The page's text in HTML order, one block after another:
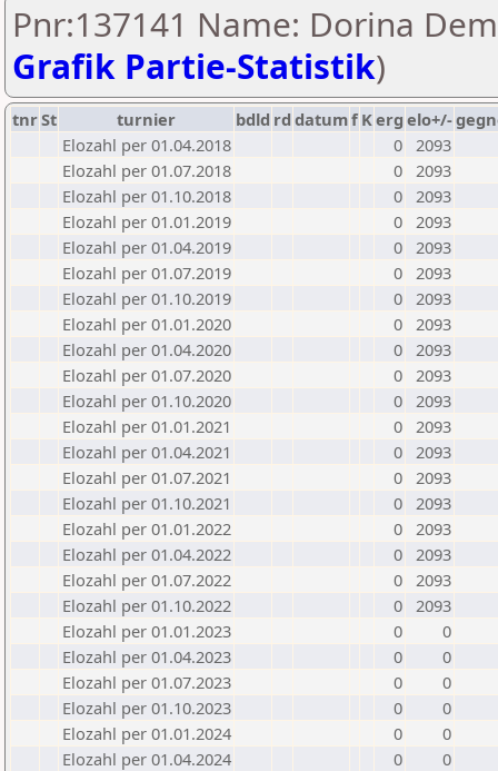
Pnr:137141 Name: Dorina
Grafik Partie-Statistik)
tnrSt turnier bdld rd datumf Kerg elo+/-
Elozahl per 01.04.2018
0 2093
Elozahl per 01.07.2018
0 2093
Elozahl per 01.10.2018
0 2093
Elozahl per 01.01.2019
0 2093
Elozahl per 01.04.2019
0 2093
Elozahl per 01.07.2019
0 2093
Elozahl per 01.10.2019
0 2093
Elozahl per 01.01.2020
0 2093
Elozahl per 01.04.2020
0 2093
Elozahl per 01.07.2020
0 2093
Elozahl per 01.10.2020
0 2093
Elozahl per 01.01.2021
0 2093
Elozahl per 01.04.2021
0 2093
Elozahl per 01.07.2021
0 2093
Elozahl per 01.10.2021
0 2093
Elozahl per 01.01.2022
0 2093
Elozahl per 01.04.2022
0 2093
Elozahl per 01.07.2022
0 2093
Elozahl per 01.10.2022
0 2093
Elozahl per 01.01.2023
0
0
Elozahl per 01.04.2023
0
0
Elozahl per 01.07.2023
0
0
Elozahl per 01.10.2023
0
0
Elozahl per 01.01.2024
0
0
Elozahl per 01.04.2024
0
0